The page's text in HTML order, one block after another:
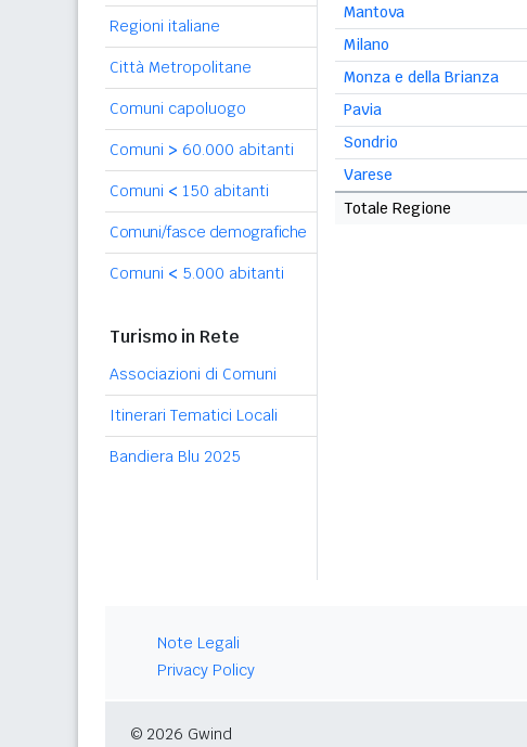
Regioni italiane
Città Metropolitane
Comuni capoluogo
Comuni > 60.000 abitanti
Comuni < 150 abitanti
Comuni/fasce demografiche
Comuni < 5.000 abitanti
Turismo in Rete
Associazioni di Comuni
Itinerari Tematici Locali
Bandiera Blu 2025
Mantova
Milano
Monza e della Brianza
Pavia
Sondrio
Varese
Totale Regione
Note Legali
Privacy Policy
© 2026 Gwind